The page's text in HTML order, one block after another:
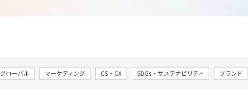
グローバル マーケティング CS・CX SDGs・サステナビリティ ブランド